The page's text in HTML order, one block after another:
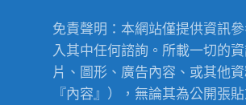
免責聲明：本網站僅提供資訊
入其中任何諮詢。所載一切的
片、圖形、廣告內容、或其他
『內容』），無論其為公開張